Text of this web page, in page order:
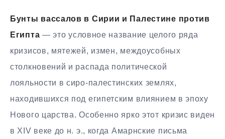
Бунты вассалов в Сирии и Палестине против
Египта — это условное название целого ряда
кризисов, мятежей, измен, междоусобных
столкновений и распада политической
лояльности в сиро-палестинских землях,
находившихся под египетским влиянием в эпоху
Нового царства. Особенно ярко этот кризис виден
в XIV веке до н. э., когда Амарнские письма